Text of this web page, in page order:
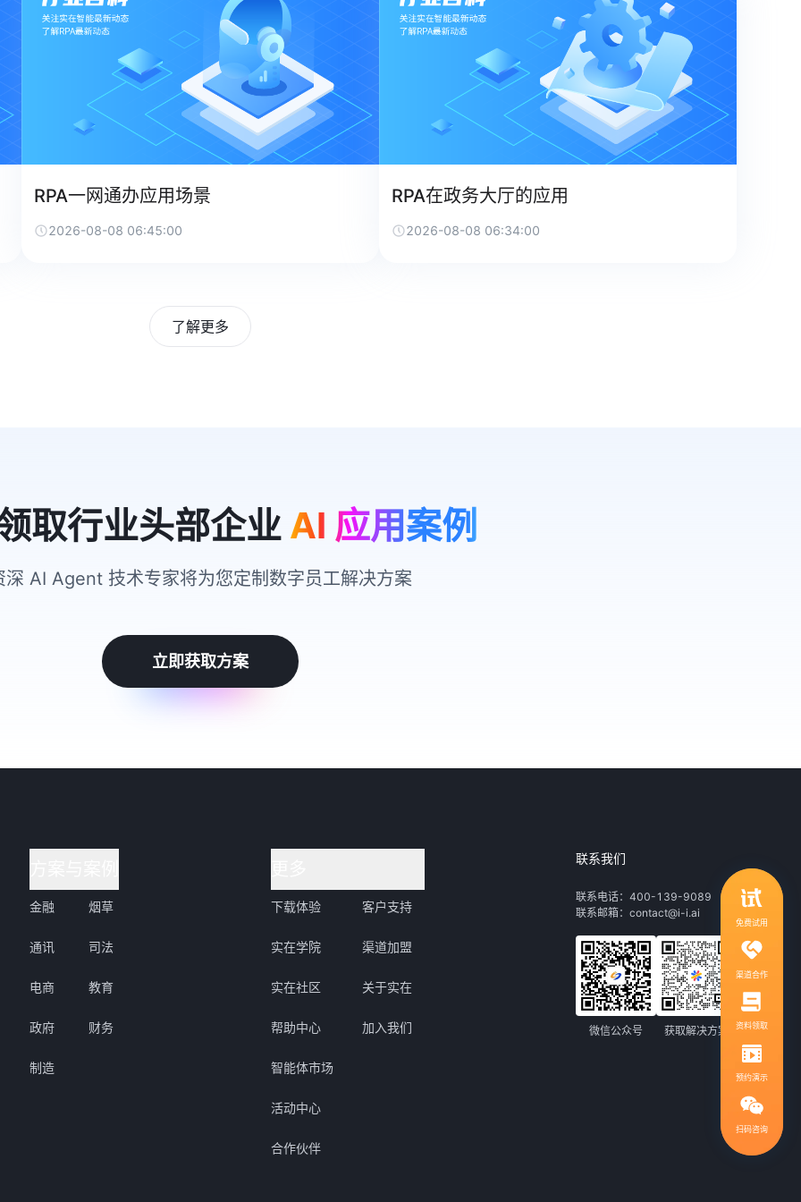
RPA一网通办应用场景
2026-08-08 06:45:00
RPA在政务大厅的应用
2026-08-08 06:34:00
了解更多
取行业头部企业 AI 应用案例
深 AI Agent 技术专家将为您定制数字员工解决方案
立即获取方案
金融
通讯
电商
政府
制造
烟草
司法
教育
财务
下载体验
实在学院
实在社区
帮助中心
智能体市场
活动中心
合作伙伴
客户支持
渠道加盟
关于实在
加入我们
联系我们
联系电话：400-139-9089
联系邮箱：contact@i-i.ai
微信公众号 获取解决方案
免费试用
渠道合作
资料领取
预约演示
扫码咨询
领取行业自动化解决方案